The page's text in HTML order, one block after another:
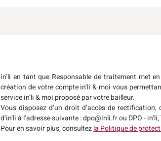
in’li en tant que Responsable de traitement met
création de votre compte in’li & moi vous
service in’li & moi proposé par votre bailleur.
Vous disposez d’un droit d’accès de
d’in’li à l’adresse suivante : dpo@inli.fr ou DPO -
Pour en savoir plus, consultezla Politique de